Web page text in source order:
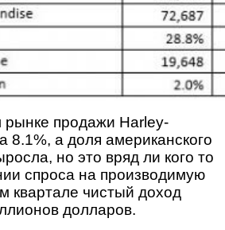
рынке продажи Harley-
8.1%, а доля американского
но это вряд ли кого то
спроса на производимую
квартале чистый доход
долларов.